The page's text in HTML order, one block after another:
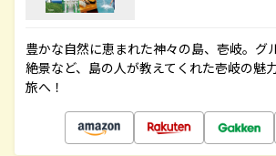
豊かな自然に恵まれた神々の島、壱岐。グ
絶景など、島の人が教えてくれた壱岐の魅
旅へ！